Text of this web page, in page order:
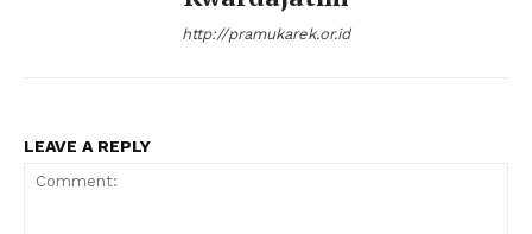
http://pramukarek.or.id
LEAVE A REPLY